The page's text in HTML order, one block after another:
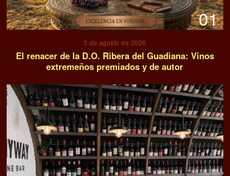
01
3 de agosto de 2026
El renacer de la D.O. Ribera del Guadiana: Vinos
extremeños premiados y de autor